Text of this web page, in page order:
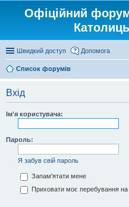
Офіційний форум
Швидкий доступ Допомога
Список форумів
Вхід
Ім'я користувача:
Пароль:
Я забув свій пароль
Запам'ятати мене
Приховати моє перебування